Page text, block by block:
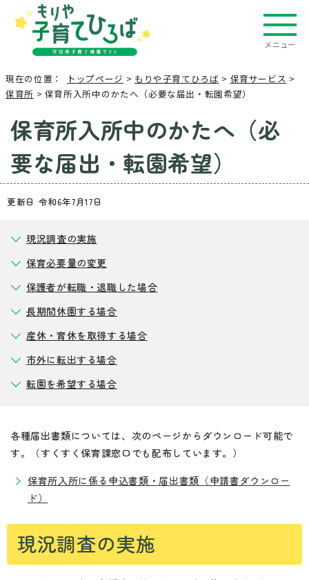
メニュー
現在の位置： トップページ > もりや子育てひろば > 保育サービス >
保育所 > 保育所入所中のかたへ（必要な届出・転園希望）
保育所入所中のかたへ（必
要な届出・転園希望）
更新日 令和6年7月17日
現況調査の実施
保育必要量の変更
保護者が転職・退職した場合
長期間休園する場合
産休・育休を取得する場合
市外に転出する場合
転園を希望する場合
各種届出書類については、次のページからダウンロード可能で
す。（すくすく保育課窓口でも配布しています。）
保育所入所に係る申込書類・届出書類（申請書ダウンロー
ド）
現況調査の実施